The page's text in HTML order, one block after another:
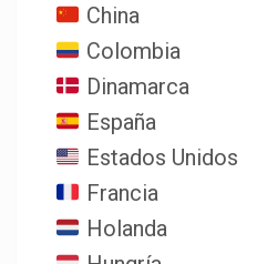
China
Colombia
Dinamarca
España
Estados Unidos
Francia
Holanda